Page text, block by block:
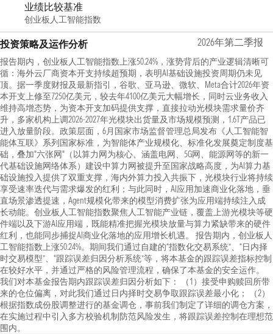
业绩比较基准
创业板人工智能指数
投资策略及运作分析 2026年第二季报
报告期内，创业板人工智能指数上涨50.24%，涨势背后的产业逻辑清晰可
循：海外云厂商资本开支持续超预期，表明AI基础设施投资周期仍未见
顶。据一季度财报及最新指引，谷歌、亚马逊、微软、Meta合计2026年资
本开支上修至7250亿美元，较去年4100亿美元大幅增长，同时云业务收入
维持高增态势，为资本开支加码提供支撑，直接拉动光模块需求量价齐
升，多家机构上调2026-2027年光模块出货量及市场规模预测，1.6T产品已
进入放量阶段。政策层面，6月国家市场监督管理总局发布《人工智能智
能体互联》系列国家标准，为智能体产业规模化、标准化发展奠定制度基
础，叠加"六张网"（以算力网为核心、涵盖电网、5G网、能源网等的新一
代基础设施网络体系）建设中算力网被提升至国家战略高度，为AI算力基
础设施投入提供了双重支撑，海内外算力投入共振下，光模块行业将持续
享受速率迭代与需求爆发的红利；与此同时，AI应用加速商业化落地，垂
直场景渗透提速，Agent规模化带来的模型消费扩张为应用端持续注入成
长动能。创业板人工智能指数聚焦人工智能产业链，覆盖上游光模块等硬
件端以及下游AI应用端，既能精准把握光模块放量与算力紧缺带来的硬件
红利，也能同步捕捉AI商业化落地的应用增长机遇。 报告期内，创业板人
工智能指数上涨50.24%。期间我们通过自建的“指数化交易系统”、“日内择
时交易模型”、“跟踪误差归因分析系统”等，将本基金的跟踪误差指标控制
在较好水平，并通过严格的风险管理流程，确保了本基金的安全运作。
我们对本基金报告期内跟踪误差归因分析如下： （1）接受申购赎回所带
来的仓位偏离，对此我们通过日内择时交易争取跟踪误差最小化； （2）
根据指数成份股调整进行的基金调仓，事前我们制定了详细的调仓方案，
在实施过程中引入多方校验机制防范风险发生，将跟踪误差控制在理想范
围内。